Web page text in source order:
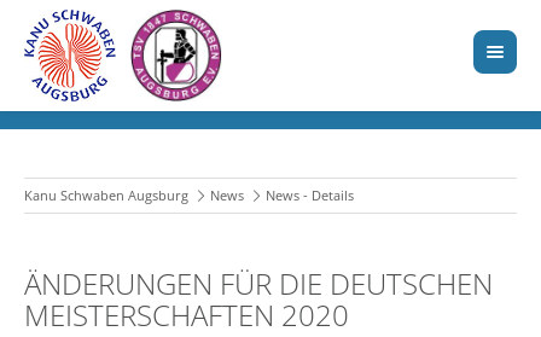
Kanu Schwaben Augsburg News News - Details
ÄNDERUNGEN FÜR DIE DEUTSCHEN
MEISTERSCHAFTEN 2020